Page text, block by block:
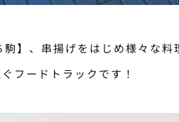
】、串揚げをはじめ様々な料
フードトラックです！